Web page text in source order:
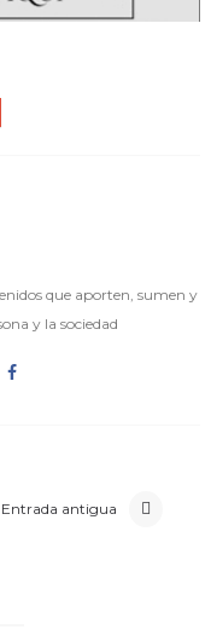
que aporten, sumen y
y la sociedad
Entrada antigua